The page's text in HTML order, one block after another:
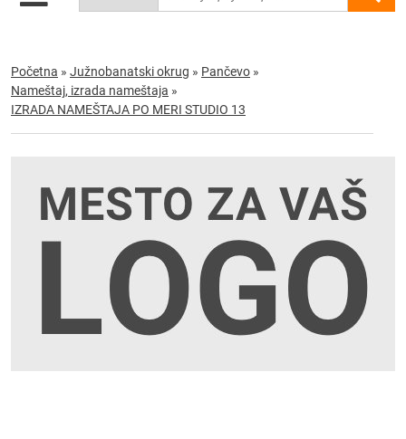
Početna » Južnobanatski okrug » Pančevo »
Nameštaj, izrada nameštaja »
IZRADA NAMEŠTAJA PO MERI STUDIO 13